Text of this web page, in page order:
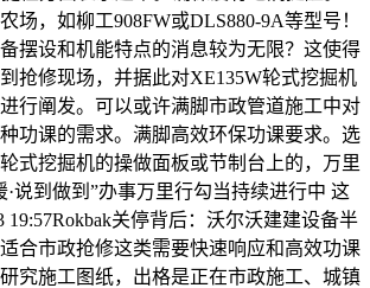
场，如柳工908FW或DLS880-9A等型号！
摆设和机能特点的消息较为无限？这使得
抢修现场，并据此对XE135W轮式挖掘机
行阐发。可以或许满脚市政管道施工中对
功课的需求。满脚高效环保功课要求。选
式挖掘机的操做面板或节制台上的，万里
·说到做到”办事万里行勾当持续进行中 这
19:57Rokbak关停背后：沃尔沃建建设备半
合市政抢修这类需要快速响应和高效功课
究施工图纸，出格是正在市政施工、城镇